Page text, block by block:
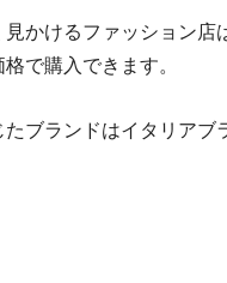
かけるファッション店
で購入できます。
ブランドはイタリアブ